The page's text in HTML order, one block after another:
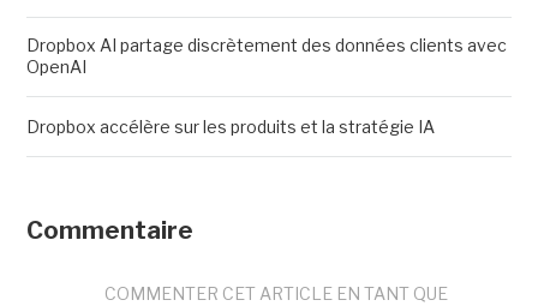
Dropbox AI partage discrètement des données clients avec
OpenAI
Dropbox accélère sur les produits et la stratégie IA
Commentaire
COMMENTER CET ARTICLE EN TANT QUE